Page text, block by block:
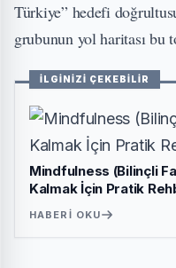
Türkiye” hedefi
grubunun yol haritası bu
İLGİNİZİ ÇEKEBİLİR
Mindfulness (Bilinçli
Kalmak İçin Pratik
HABERI OKU